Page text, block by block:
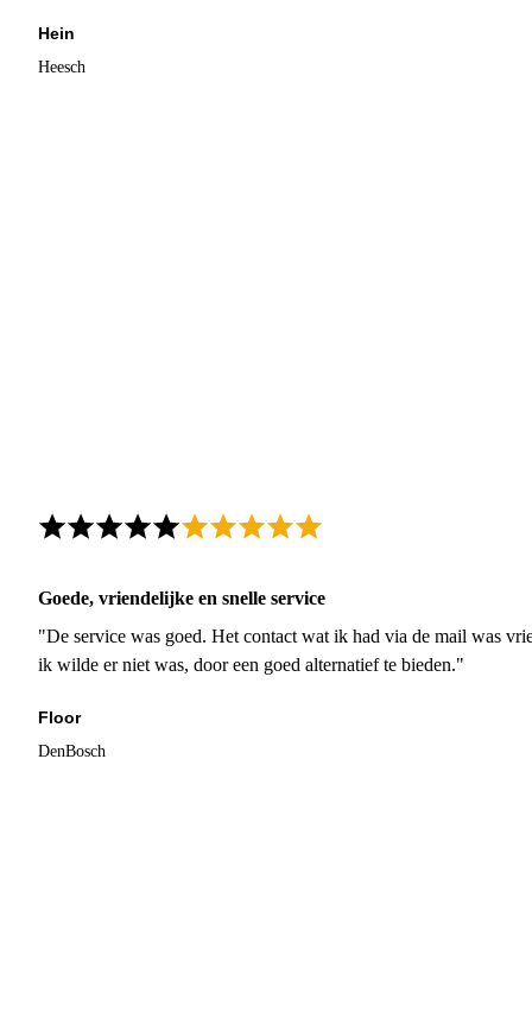
Hein
Heesch
Goede, vriendelijke en snelle service
"De service was goed. Het contact wat ik had via de mail was
ik wilde er niet was, door een goed alternatief te bieden."
Floor
DenBosch